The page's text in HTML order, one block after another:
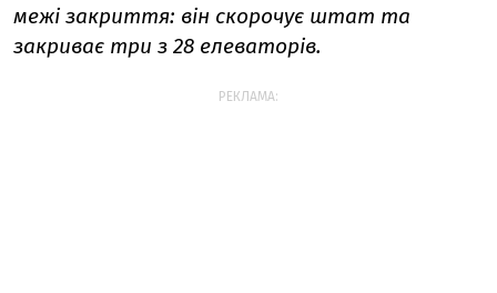
межі закриття: він скорочує штат та
закриває три з 28 елеваторів.
РЕКЛАМА: